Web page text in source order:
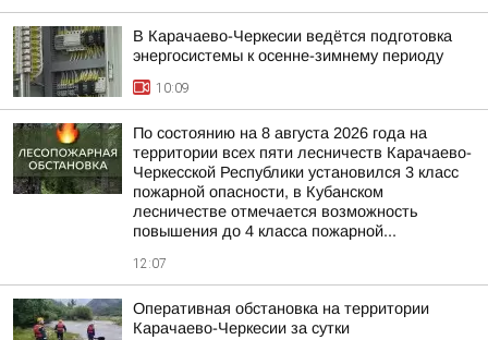
В Карачаево-Черкесии ведётся подготовка
энергосистемы к осенне-зимнему периоду
10:09
По состоянию на 8 августа 2026 года на
территории всех пяти лесничеств Карачаево-
Черкесской Республики установился 3 класс
пожарной опасности, в Кубанском
лесничестве отмечается возможность
повышения до 4 класса пожарной...
12:07
Оперативная обстановка на территории
Карачаево-Черкесии за сутки